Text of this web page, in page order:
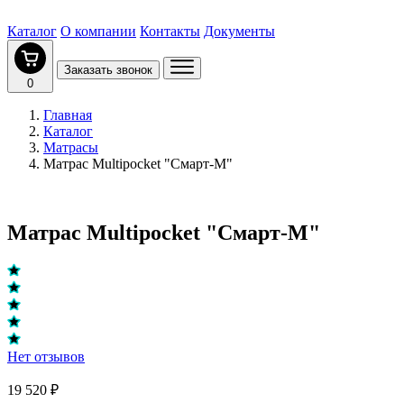
Каталог О компании Контакты Документы
0
Заказать звонок
Главная
Каталог
Матрасы
Матрас Multipocket "Смарт-M"
Матрас Multipocket "Смарт-M"
Нет отзывов
19 520 ₽